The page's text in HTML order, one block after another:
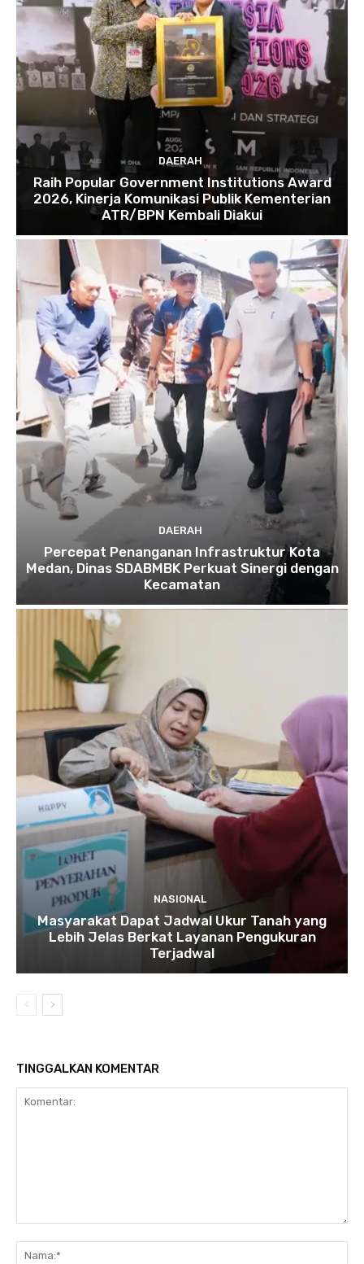
DAERAH
Raih Popular Government Institutions Award
2026, Kinerja Komunikasi Publik Kementerian
ATR/BPN Kembali Diakui
DAERAH
Percepat Penanganan Infrastruktur Kota
Medan, Dinas SDABMBK Perkuat Sinergi dengan
Kecamatan
NASIONAL
Masyarakat Dapat Jadwal Ukur Tanah yang
Lebih Jelas Berkat Layanan Pengukuran
Terjadwal
TINGGALKAN KOMENTAR